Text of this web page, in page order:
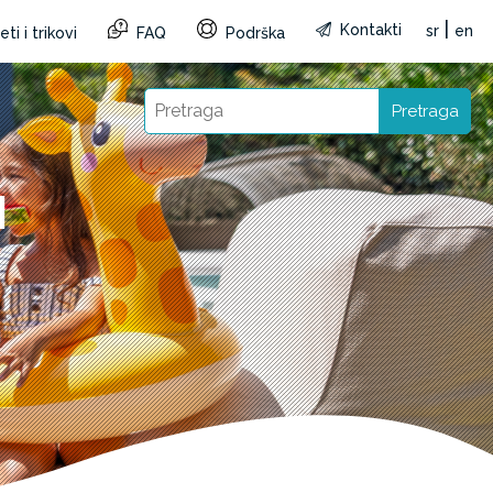
i trikovi FAQ Podrška Kontakti sr en
Pretraga